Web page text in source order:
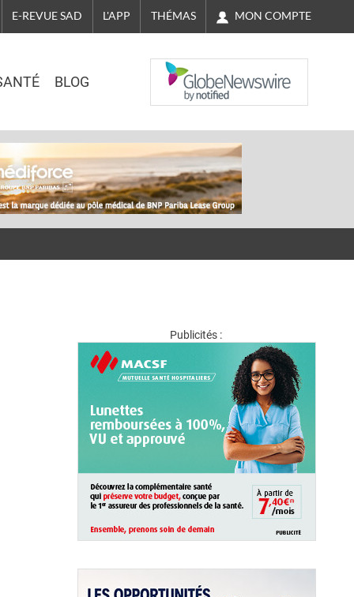
E-REVUE SAD L'APP THÉMAS MON COMPTE
BLOG
NASDAQ
Publicités :